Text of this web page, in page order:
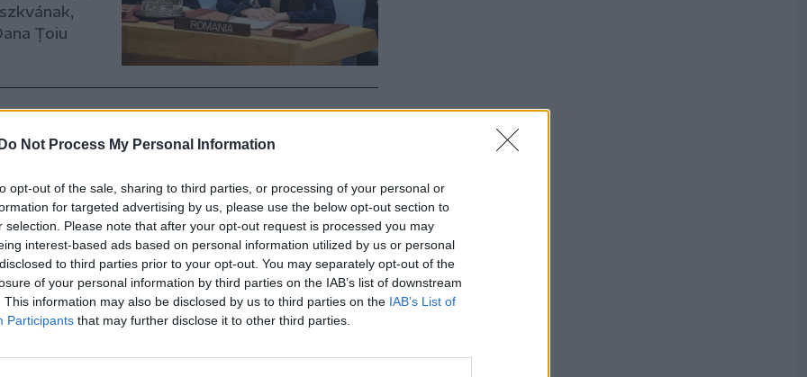
Do Not Process My Personal Information
opt-out of the sale, sharing to third parties, or processing of your personal or
for targeted advertising by us, please use the below opt-out section to
selection. Please note that after your opt-out request is processed you may
interest-based ads based on personal information utilized by us or personal
to third parties prior to your opt-out. You may separately opt-out of the
of your personal information by third parties on the IAB’s list of downstream
This information may also be disclosed by us to third parties on the IAB’s List of
Participants that may further disclose it to other third parties.
Țoiu
az